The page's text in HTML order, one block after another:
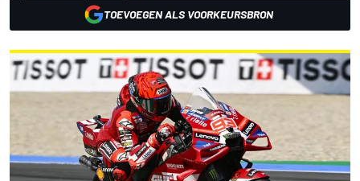
TOEVOEGEN ALS VOORKEURSBRON